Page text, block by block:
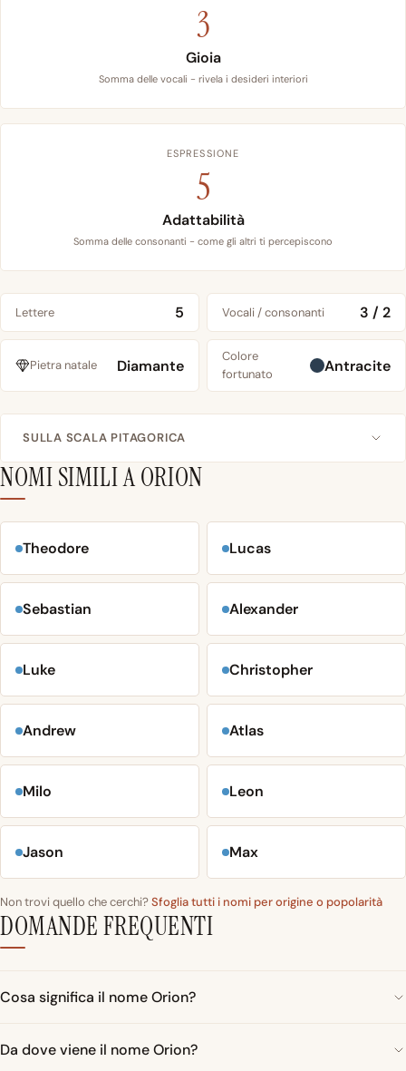
3
Gioia
Somma delle vocali - rivela i desideri interiori
ESPRESSIONE
5
Adattabilità
Somma delle consonanti - come gli altri ti percepiscono
Lettere 5 Vocali / consonanti 3 / 2
Pietra natale Diamante
Colore
fortunato
Antracite
SULLA SCALA PITAGORICA
NOMI SIMILI A ORION
Theodore Lucas
Sebastian Alexander
Luke Christopher
Andrew Atlas
Milo Leon
Jason Max
Non trovi quello che cerchi?Sfoglia tutti i nomi per origine o popolarità
DOMANDE FREQUENTI
Cosa significa il nome Orion?
Da dove viene il nome Orion?